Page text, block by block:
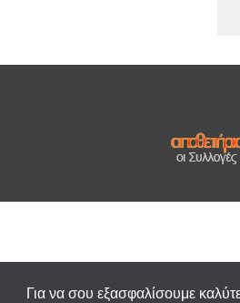
Για να σου εξασφαλίσουμε